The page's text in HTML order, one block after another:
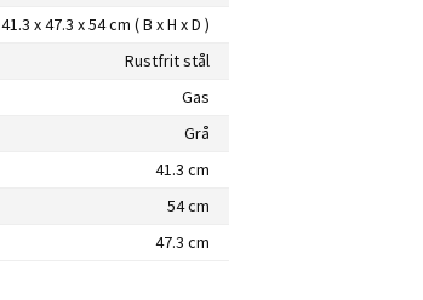
41.3 x 47.3 x 54 cm ( B x H x D )
Rustfrit stål
Gas
Grå
41.3 cm
54 cm
47.3 cm